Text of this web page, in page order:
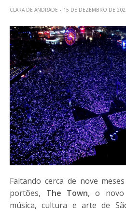
CLARA DE ANDRADE 15 DE DEZEMBRO DE
Faltando cerca de nove
portões, The Town, o novo
música, cultura e arte de